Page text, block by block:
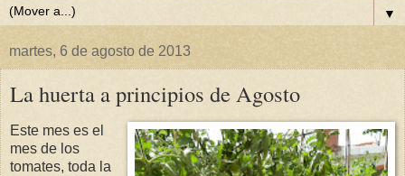
▼
martes, 6 de agosto de 2013
La huerta a principios de Agosto
Este mes es el
mes de los
tomates, toda la